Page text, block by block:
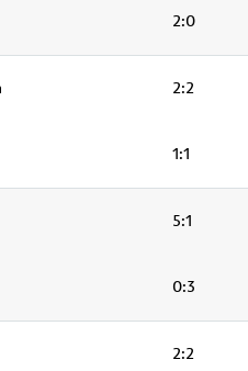
2:0
2:2
1:1
5:1
0:3
2:2